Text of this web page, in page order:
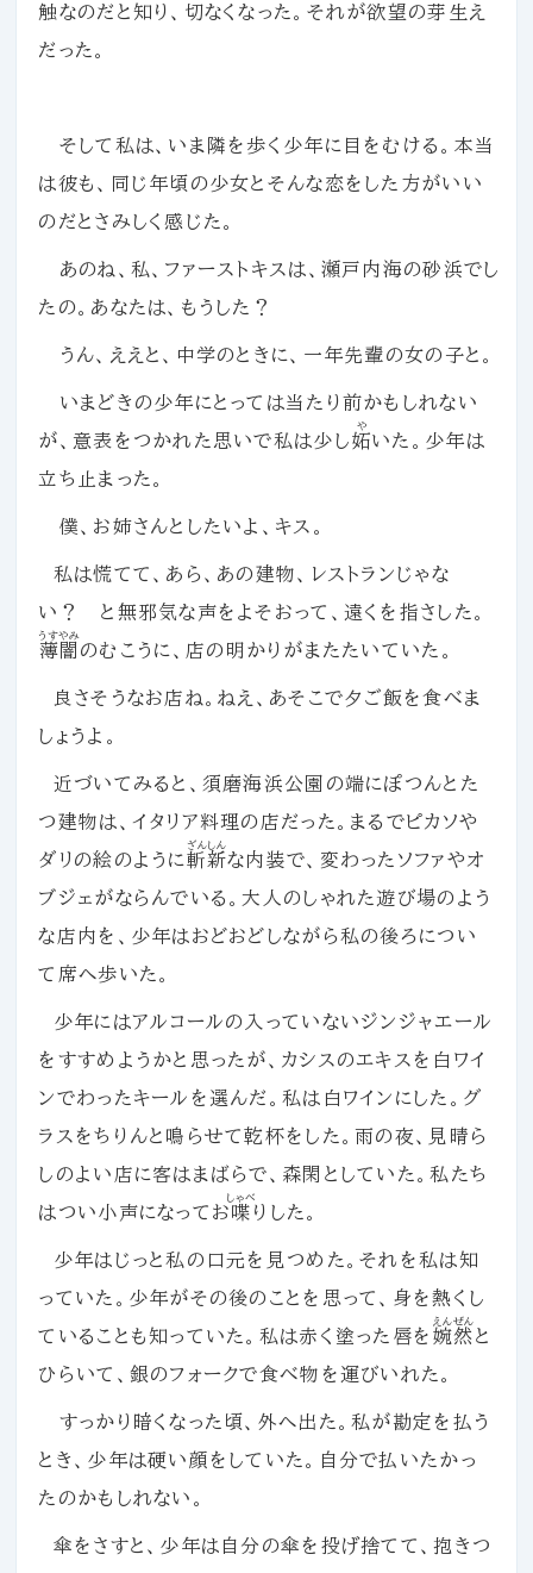
触なのだと知り、切なくなった。それが欲望の芽生え
だった。
そして私は、いま隣を歩く少年に目をむける。本当
は彼も、同じ年頃の少女とそんな恋をした方がいい
のだとさみしく感じた。
あのね、私、ファーストキスは、瀬戸内海の砂浜でし
たの。あなたは、もうした？
うん、ええと、中学のときに、一年先輩の女の子と。
いまどきの少年にとっては当たり前かもしれない
が、意表をつかれた思いで私は少し妬
や
いた。少年は
立ち止まった。
僕、お姉さんとしたいよ、キス。
私は慌てて、あら、あの建物、レストランじゃな
い？ と無邪気な声をよそおって、遠くを指さした。
薄闇
うすやみ
のむこうに、店の明かりがまたたいていた。
良さそうなお店ね。ねえ、あそこで夕ご飯を食べま
しょうよ。
近づいてみると、須磨海浜公園の端にぽつんとた
つ建物は、イタリア料理の店だった。まるでピカソや
ダリの絵のように斬新
ざんしん
な内装で、変わったソファやオ
ブジェがならんでいる。大人のしゃれた遊び場のよう
な店内を、少年はおどおどしながら私の後ろについ
て席へ歩いた。
少年にはアルコールの入っていないジンジャエール
をすすめようかと思ったが、カシスのエキスを白ワイ
ンでわったキールを選んだ。私は白ワインにした。グ
ラスをちりんと鳴らせて乾杯をした。雨の夜、見晴ら
しのよい店に客はまばらで、森閑としていた。私たち
はつい小声になってお喋
しゃべ
りした。
少年はじっと私の口元を見つめた。それを私は知
っていた。少年がその後のことを思って、身を熱くし
ていることも知っていた。私は赤く塗った唇を 婉然
えんぜん
と
ひらいて、銀のフォークで食べ物を運びいれた。
すっかり暗くなった頃、外へ出た。私が勘定を払う
とき、少年は硬い顔をしていた。自分で払いたかっ
たのかもしれない。
傘をさすと、少年は自分の傘を投げ捨てて、抱きつ